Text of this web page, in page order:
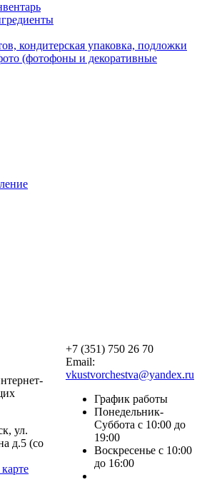
кондитерская упаковка, подложки
(фотофоны и декоративные
ул.
д.5 (со
+7 (351) 750 26 70
Email:
vkustvorchestva@yandex.ru
График работы
Понедельник-
Суббота с 10:00 до
19:00
Воскресенье с 10:00
до 16:00